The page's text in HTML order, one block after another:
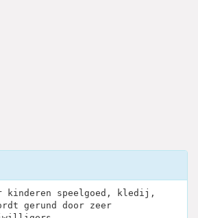
kinderen speelgoed, kledij,
gerund door zeer